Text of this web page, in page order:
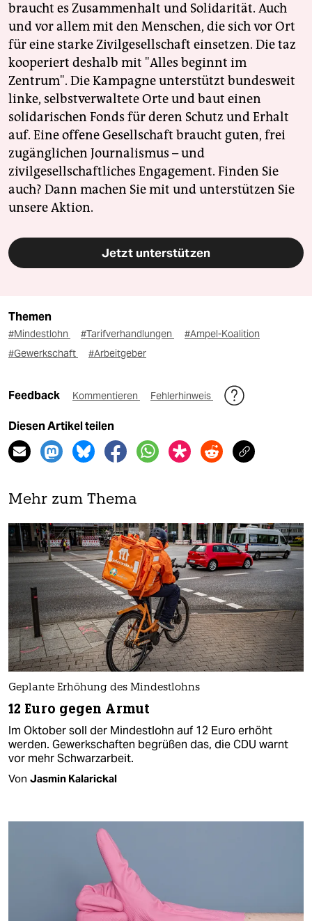
braucht es Zusammenhalt und Solidarität. Auch
und vor allem mit den Menschen, die sich vor Ort
für eine starke Zivilgesellschaft einsetzen. Die taz
kooperiert deshalb mit "Alles beginnt im
Zentrum". Die Kampagne unterstützt bundesweit
linke, selbstverwaltete Orte und baut einen
solidarischen Fonds für deren Schutz und Erhalt
auf. Eine offene Gesellschaft braucht guten, frei
zugänglichen Journalismus – und
zivilgesellschaftliches Engagement. Finden Sie
auch? Dann machen Sie mit und unterstützen Sie
unsere Aktion.
Jetzt unterstützen
Themen
#Mindestlohn #Tarifverhandlungen
#Ampel-Koalition
#Gewerkschaft
#Arbeitgeber
Feedback Kommentieren Fehlerhinweis
Diesen Artikel teilen
Mehr zum Thema
Geplante Erhöhung des Mindestlohns
12 Euro gegen Armut
Im Oktober soll der Mindestlohn auf 12 Euro erhöht
werden. Gewerkschaften begrüßen das, die CDU warnt
vor mehr Schwarzarbeit.
Von Jasmin Kalarickal